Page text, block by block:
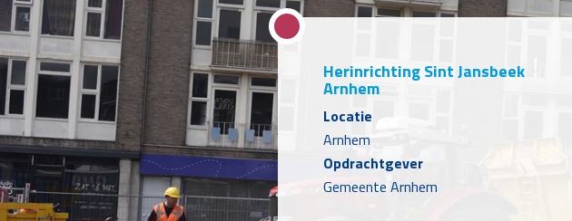
Herinrichting Sint Jansbeek
Arnhem
Locatie
Arnhem
Opdrachtgever
Gemeente Arnhem